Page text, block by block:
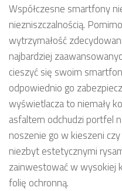
Współczesne smartfony
niezniszczalnością.
wytrzymałość
najbardziej
cieszyć się swoim
odpowiednio go
wyświetlacza to niemały
asfaltem odchudzi portfel
noszenie go w kieszeni
niezbyt estetycznymi
zainwestować w wysokiej
folię ochronną.